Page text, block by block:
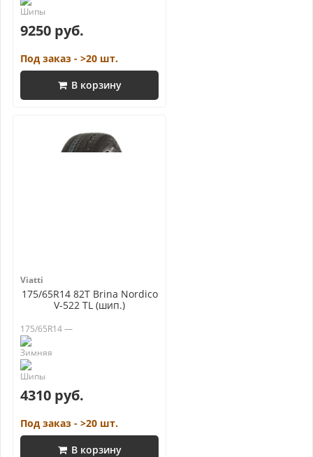
9250 руб.
Под заказ - >20 шт.
В корзину
Viatti
175/65R14 82T Brina Nordico
V-522 TL (шип.)
175/65R14 —
4310 руб.
Под заказ - >20 шт.
В корзину